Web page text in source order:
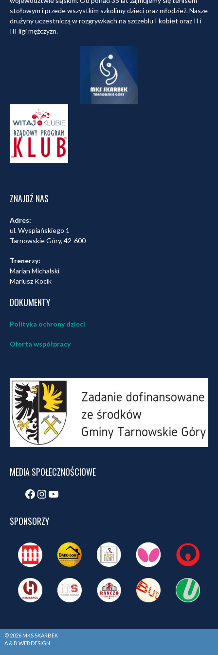
stołowym i przede wszystkim szkolimy dzieci oraz młodzież. Nasze
drużyny uczestniczą w rozgrywkach na szczeblu I kobiet oraz II i
III ligi mężczyzn.
ZNAJDŹ NAS
Adres:
ul. Wyspiańskiego 1
Tarnowskie Góry, 42-600
Trenerzy:
Marian Michalski
Mariusz Kocik
DOKUMENTY
Polityka ochrony dzieci
Oferta współpracy
MEDIA SPOŁECZNOŚCIOWE
Facebook
Instagram
YouTube
SPONSORZY
© 2026 MKS SKARBEK
A & B WEBDESIGN